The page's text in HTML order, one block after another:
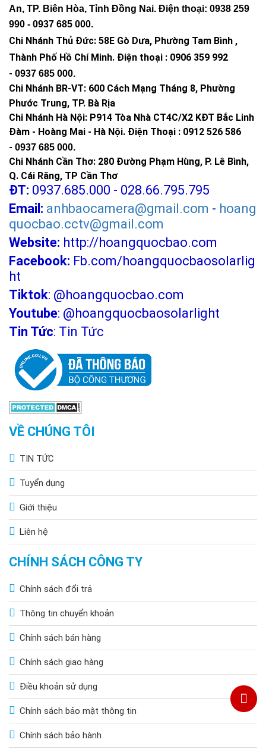
An, TP. Biên Hòa, Tỉnh Đồng Nai. Điện thoại: 0938 259
990 - 0937 685 000.
Chi Nhánh Thủ Đức: 58E Gò Dưa, Phường Tam Bình ,
Thành Phố Hồ Chí Minh. Điện thoại : 0906 359 992
- 0937 685 000.
Chi Nhánh BR-VT: 600 Cách Mạng Tháng 8, Phường
Phước Trung, TP. Bà Rịa
Chi Nhánh Hà Nội: P914 Tòa Nhà CT4C/X2 KĐT Bắc Linh
Đàm - Hoàng Mai - Hà Nội. Điện Thoại : 0912 526 586
- 0937 685 000.
Chi Nhánh Cần Thơ: 280 Đường Phạm Hùng, P. Lê Bình,
Q. Cái Răng, TP Cần Thơ
ĐT: 0937.685.000 - 028.66.795.795
Email: anhbaocamera@gmail.com - hoang
quocbao.cctv@gmail.com
Website: http://hoangquocbao.com
Facebook: Fb.com/hoangquocbaosolarlig
ht
Tiktok: @hoangquocbao.com
Youtube: @hoangquocbaosolarlight
Tin Tức: Tin Tức
VỀ CHÚNG TÔI
TIN TỨC
Tuyển dụng
Giới thiệu
Liên hệ
CHÍNH SÁCH CÔNG TY
Chính sách đổi trả
Thông tin chuyển khoản
Chính sách bán hàng
Chính sách giao hàng
Điều khoản sử dụng
Chính sách bảo mật thông tin
Chính sách bảo hành